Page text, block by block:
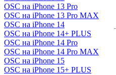
OSC на iPhone 13 Pro
OSC на iPhone 13 Pro MAX
OSC на iPhone 14
OSC на iPhone 14+ PLUS
OSC на iPhone 14 Pro
OSC на iPhone 14 Pro MAX
OSC на iPhone 15
OSC на iPhone 15+ PLUS